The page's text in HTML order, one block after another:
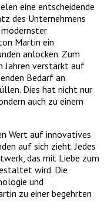
eine entscheidende
des Unternehmens
Martin ein
anlocken. Zum
Jahren verstärkt auf
Bedarf an
Dies hat nicht nur
auch zu einem
Wert auf innovatives
auf sich zieht. Jedes
das mit Liebe zum
wird. Die
und
zu einer begehrten